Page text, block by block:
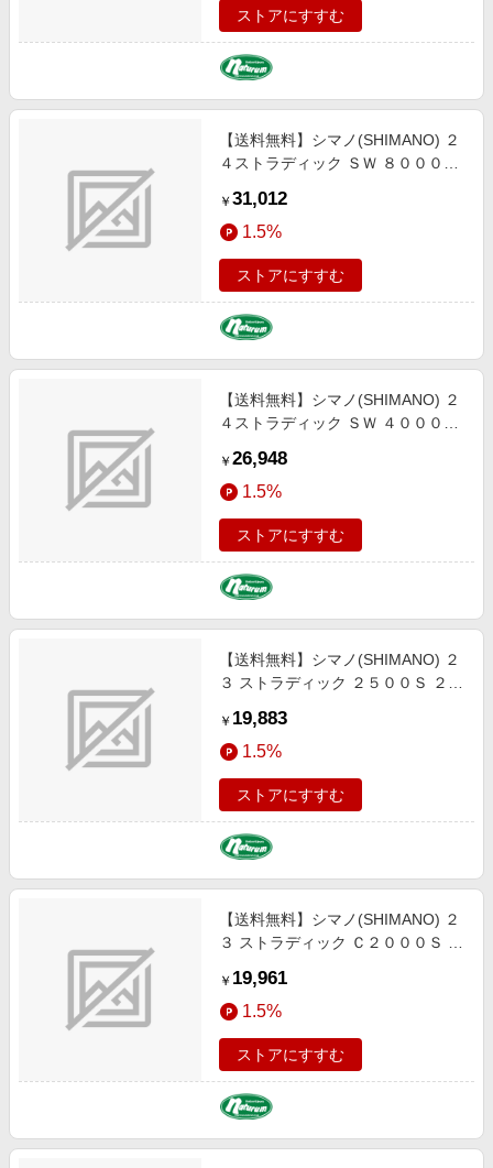
ストアにすすむ
【送料無料】シマノ(SHIMANO) ２
４ストラディック ＳＷ ８０００Ｐ
￥ 31,012
1.5%
ストアにすすむ
【送料無料】シマノ(SHIMANO) ２
４ストラディック ＳＷ ４０００Ｘ
￥ 26,948
1.5%
ストアにすすむ
【送料無料】シマノ(SHIMANO) ２
３ ストラディック ２５００Ｓ ２５
￥ 19,883
1.5%
ストアにすすむ
【送料無料】シマノ(SHIMANO) ２
３ ストラディック Ｃ２０００Ｓ Ｃ
￥ 19,961
1.5%
ストアにすすむ